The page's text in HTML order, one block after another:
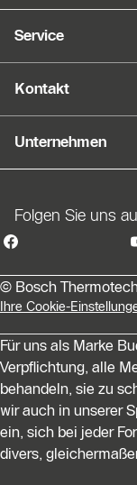
Service
Kontakt
Unternehmen
Folgen Sie uns
© Bosch
Ihre Cookie-
Für uns als Marke
Verpflichtung, alle
behandeln, sie zu
wir auch in unserer
ein, sich bei jeder
divers,